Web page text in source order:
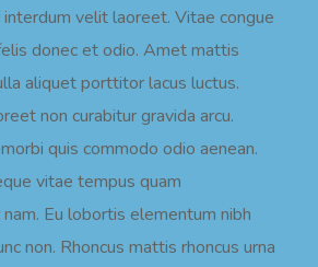
velit laoreet. Vitae congue
donec et odio. Amet mattis
aliquet porttitor lacus luctus.
non curabitur gravida arcu.
quis commodo odio aenean.
vitae tempus quam
Eu lobortis elementum nibh
non. Rhoncus mattis rhoncus urna